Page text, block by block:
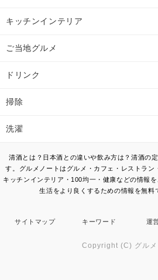
キッチンインテリア
ご当地グルメ
ドリンク
掃除
洗濯
清酒とは？日本酒との違いや飲み方は？清酒の
す。グルメノートはグルメ・カフェ・レストラン
キッチンインテリア・100均一・健康などの情報
生活をより良くするための情報を無料
サイトマップ キーワード 運
Copyright (C) グルメ